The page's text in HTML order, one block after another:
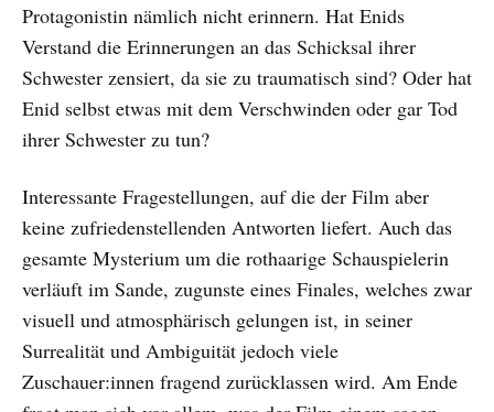
Protagonistin nämlich nicht erinnern. Hat Enids
Verstand die Erinnerungen an das Schicksal ihrer
Schwester zensiert, da sie zu traumatisch sind? Oder hat
Enid selbst etwas mit dem Verschwinden oder gar Tod
ihrer Schwester zu tun?
Interessante Fragestellungen, auf die der Film aber
keine zufriedenstellenden Antworten liefert. Auch das
gesamte Mysterium um die rothaarige Schauspielerin
verläuft im Sande, zugunste eines Finales, welches zwar
visuell und atmosphärisch gelungen ist, in seiner
Surrealität und Ambiguität jedoch viele
Zuschauer:innen fragend zurücklassen wird. Am Ende